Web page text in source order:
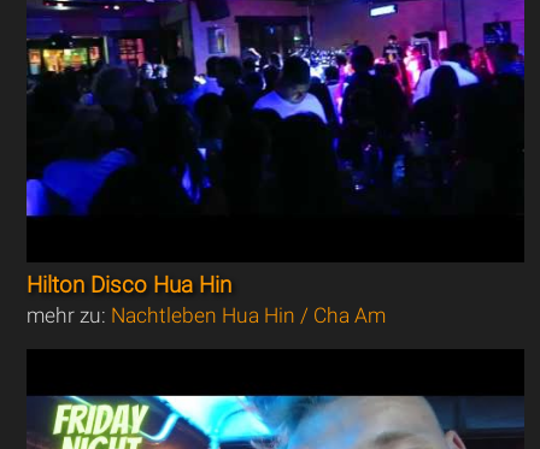
Hilton Disco Hua Hin
mehr zu: Nachtleben Hua Hin / Cha Am